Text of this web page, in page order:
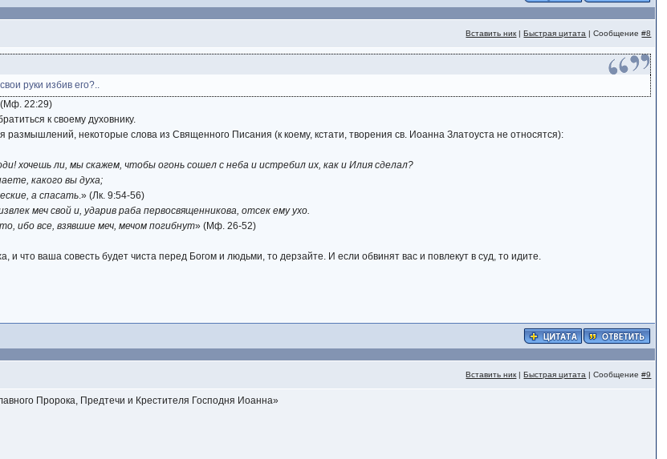
Вставить ник |Быстрая цитата | Сообщение#8
руки избив его?..
(Мф. 22:29)
к своему духовнику.
размышлений, некоторые слова из Священного Писания (к коему, кстати, творения св. Иоанна Златоуста не относятся):
хочешь ли, мы скажем, чтобы огонь сошел с неба и истребил их, как и Илия сделал?
какого вы духа;
а спасать.» (Лк. 9:54-56)
меч свой и, ударив раба первосвященникова, отсек ему ухо.
ибо все, взявшие меч, мечом погибнут» (Мф. 26-52)
и что ваша совесть будет чиста перед Богом и людьми, то дерзайте. И если обвинят вас и повлекут в суд, то идите.
Вставить ник |Быстрая цитата | Сообщение#9
Пророка, Предтечи и Крестителя Господня Иоанна»